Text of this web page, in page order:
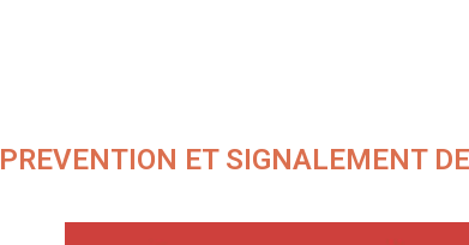
PREVENTION ET SIGNALEMENT